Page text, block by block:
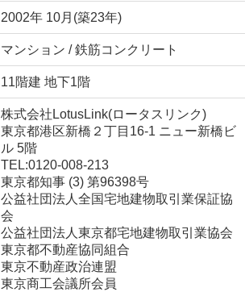
2002年 10月(築23年)
マンション / 鉄筋コンクリート
11階建 地下1階
株式会社LotusLink(ロータスリンク)
東京都港区新橋２丁目16-1 ニュー新橋ビ
ル 5階
TEL:0120-008-213
東京都知事 (3) 第96398号
公益社団法人全国宅地建物取引業保証協
会
公益社団法人東京都宅地建物取引業協会
東京都不動産協同組合
東京不動産政治連盟
東京商工会議所会員